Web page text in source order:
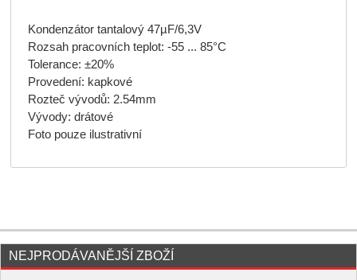
Kondenzátor tantalový 47µF/6,3V
Rozsah pracovních teplot: -55 ... 85°C
Tolerance: ±20%
Provedení: kapkové
Rozteč vývodů: 2.54mm
Vývody: drátové
Foto pouze ilustrativní
NEJPRODÁVANĚJŠÍ ZBOŽÍ